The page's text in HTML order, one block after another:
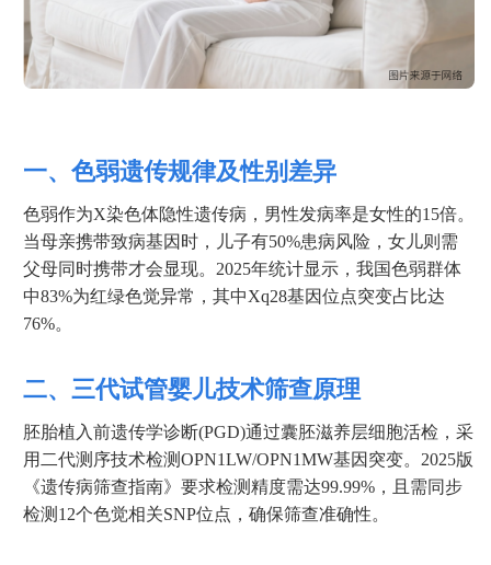
一、色弱遗传规律及性别差异
色弱作为X染色体隐性遗传病，男性发病率是女性的15倍。
当母亲携带致病基因时，儿子有50%患病风险，女儿则需
父母同时携带才会显现。2025年统计显示，我国色弱群体
中83%为红绿色觉异常，其中Xq28基因位点突变占比达
76%。
二、三代试管婴儿技术筛查原理
胚胎植入前遗传学诊断(PGD)通过囊胚滋养层细胞活检，采
用二代测序技术检测OPN1LW/OPN1MW基因突变。2025版
《遗传病筛查指南》要求检测精度需达99.99%，且需同步
检测12个色觉相关SNP位点，确保筛查准确性。